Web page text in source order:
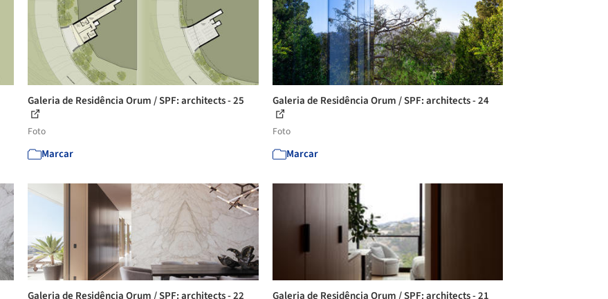
Galeria de Residência Orum / SPF: architects - 25
Foto
Marcar
Galeria de Residência Orum / SPF: architects - 24
Foto
Marcar
Galeria de Residência Orum / SPF: architects - 22 Galeria de Residência Orum / SPF: architects - 21